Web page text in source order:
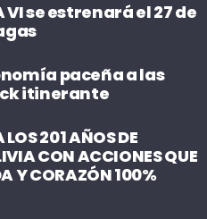
se estrenará el 27 de
paceña a las
itinerante
201 AÑOS DE
CON ACCIONES QUE
Y CORAZÓN 100%